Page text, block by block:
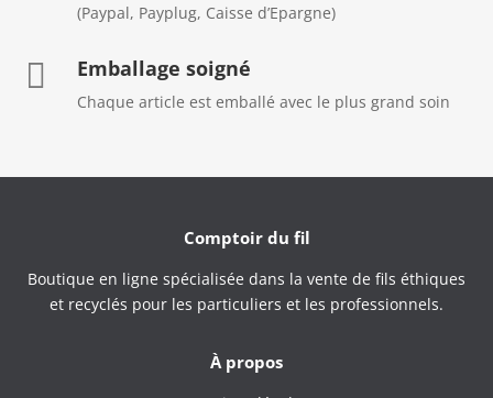
(Paypal, Payplug, Caisse d’Epargne)
 Emballage soigné
Chaque article est emballé avec le plus grand soin
Comptoir du fil
Boutique en ligne spécialisée dans la vente de fils éthiques
et recyclés pour les particuliers et les professionnels.
À propos